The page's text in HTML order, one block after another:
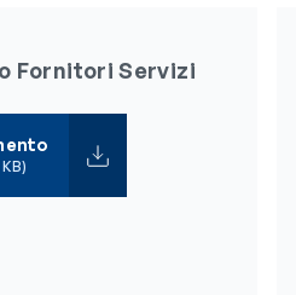
Fornitori Servizi